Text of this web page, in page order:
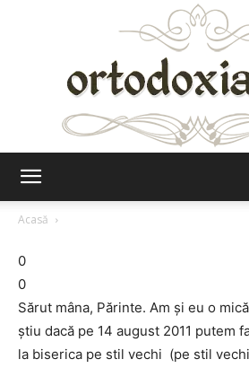
Acasă
0
0
Sărut mâna, Părinte. Am şi eu o
ştiu dacă pe 14 august 2011 putem
la biserica pe stil vechi (pe stil vechi